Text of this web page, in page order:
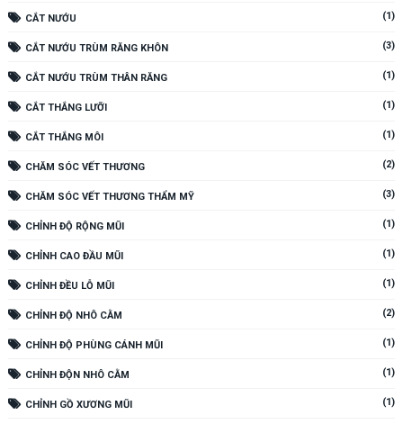
CẮT NƯỚU (1)
CẮT NƯỚU TRÙM RĂNG KHÔN (3)
CẮT NƯỚU TRÙM THÂN RĂNG (1)
CẮT THẮNG LƯỠI (1)
CẮT THẮNG MÔI (1)
CHĂM SÓC VẾT THƯƠNG (2)
CHĂM SÓC VẾT THƯƠNG THẨM MỸ (3)
CHỈNH ĐỘ RỘNG MŨI (1)
CHỈNH CAO ĐẦU MŨI (1)
CHỈNH ĐỀU LỖ MŨI (1)
CHỈNH ĐỘ NHÔ CẰM (2)
CHỈNH ĐỘ PHÙNG CÁNH MŨI (1)
CHỈNH ĐỘN NHÔ CẰM (1)
CHỈNH GỒ XƯƠNG MŨI (1)